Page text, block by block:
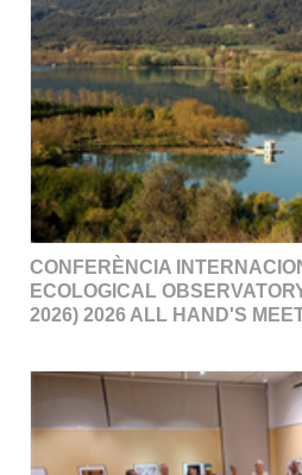
CONFERÈNCIA
ECOLOGICAL
2026) 2026 ALL HAND'S